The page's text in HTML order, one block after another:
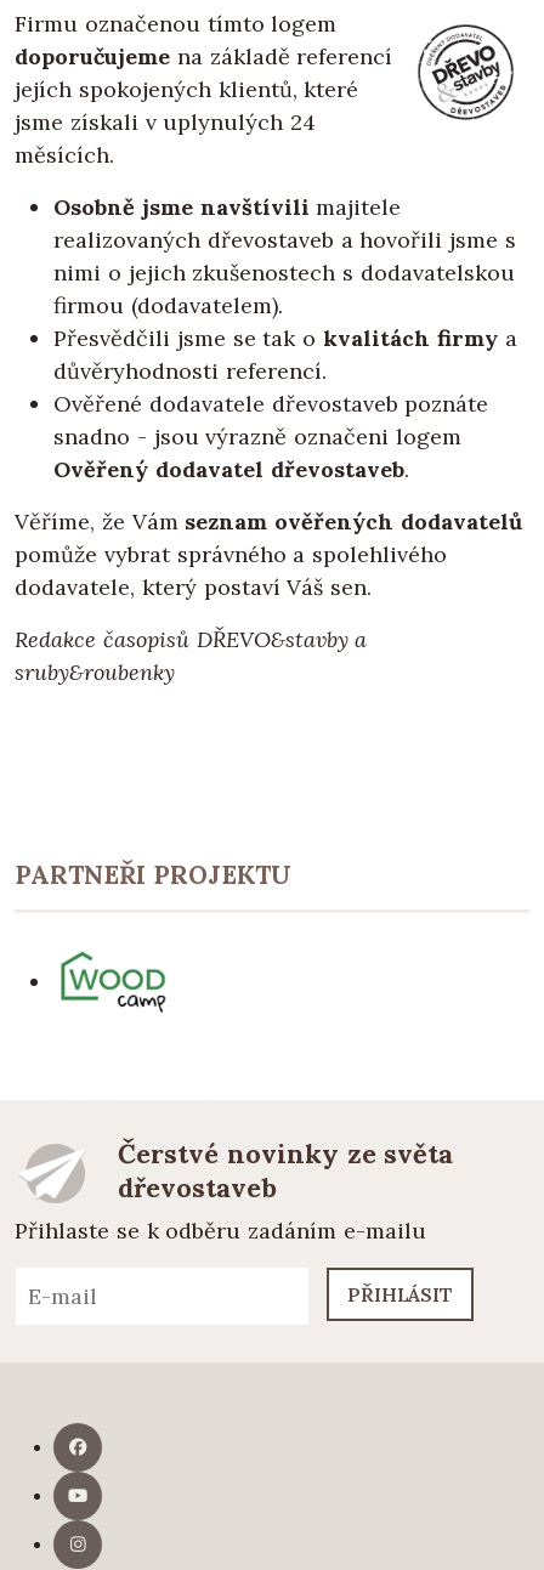
Firmu označenou tímto logem
doporučujeme na základě referencí
jejích spokojených klientů, které
jsme získali v uplynulých 24
měsících.
Osobně jsme navštívili majitele
realizovaných dřevostaveb a hovořili jsme s
nimi o jejich zkušenostech s dodavatelskou
firmou (dodavatelem).
Přesvědčili jsme se tak o kvalitách firmya
důvěryhodnosti referencí.
Ověřené dodavatele dřevostaveb poznáte
snadno - jsou výrazně označeni logem
Ověřený dodavatel dřevostaveb.
Věříme, že Vám seznam ověřených dodavatelů
pomůže vybrat správného a spolehlivého
dodavatele, který postaví Váš sen.
Redakce časopisů DŘEVO&stavby a
sruby&roubenky
PARTNEŘI PROJEKTU
Čerstvé novinky ze světa
dřevostaveb
Přihlaste se k odběru zadáním e-mailu
PŘIHLÁSIT